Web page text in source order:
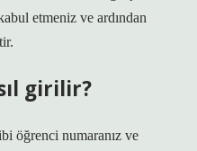
etmeniz ve ardından
girilir?
öğrenci numaranız ve